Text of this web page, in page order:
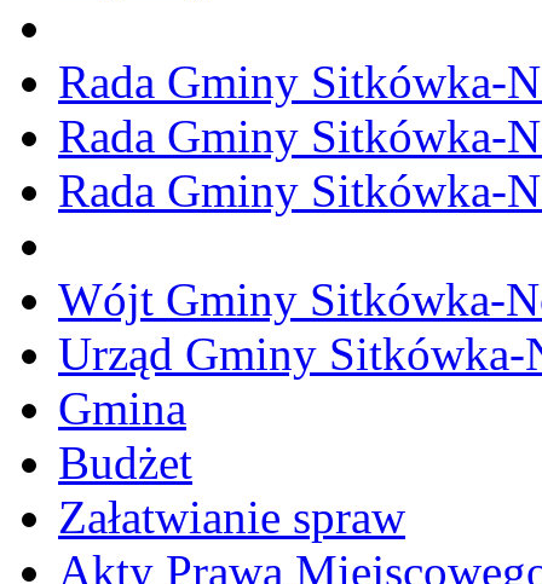
Rada Gminy Sitkówka-
Rada Gminy Sitkówka-
Rada Gminy Sitkówka-
Wójt Gminy Sitkówka-
Urząd Gminy
Gmina
Budżet
Załatwianie spraw
Akty Prawa